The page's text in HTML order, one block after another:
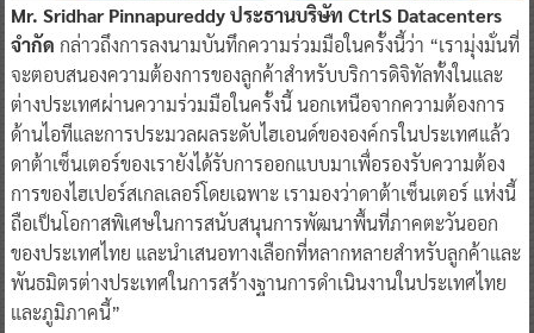
Mr. Sridhar Pinnapureddy ประธานบริษัท CtrlS Datacenters
จำกัด กล่าวถึงการลงนามบันทึกความร่วมมือในครั้งนี้ว่า “เรามุ่งมั่นที่
จะตอบสนองความต้องการของลูกค้าสำหรับบริการดิจิทัลทั้งในและ
ต่างประเทศผ่านความร่วมมือในครั้งนี้ นอกเหนือจากความต้องการ
ด้านไอทีและการประมวลผลระดับไฮเอนด์ขององค์กรในประเทศแล้ว
ดาต้าเซ็นเตอร์ของเรายังได้รับการออกแบบมาเพื่อรองรับความต้อง
การของไฮเปอร์สเกลเลอร์โดยเฉพาะ เรามองว่าดาต้าเซ็นเตอร์ แห่งนี้
ถือเป็นโอกาสพิเศษในการสนับสนุนการพัฒนาพื้นที่ภาคตะวันออก
ของประเทศไทย และนำเสนอทางเลือกที่หลากหลายสำหรับลูกค้าและ
พันธมิตรต่างประเทศในการสร้างฐานการดำเนินงานในประเทศไทย
และภูมิภาคนี้”